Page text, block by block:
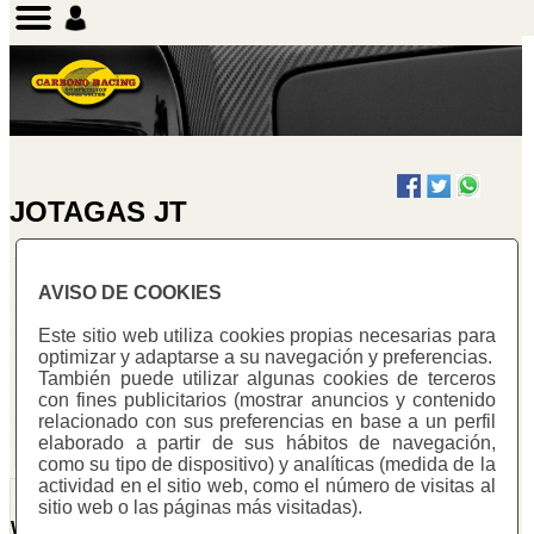
AVISO DE COOKIES
Este sitio web utiliza cookies propias necesarias para
optimizar y adaptarse a su navegación y preferencias.
También puede utilizar algunas cookies de terceros
con fines publicitarios (mostrar anuncios y contenido
relacionado con sus preferencias en base a un perfil
elaborado a partir de sus hábitos de navegación,
como su tipo de dispositivo) y analíticas (medida de la
actividad en el sitio web, como el número de visitas al
sitio web o las páginas más visitadas).
JOTAGAS JT
/homepages/0/d334671725/htdocs/web3/seccio.php on
line187
Protector horquilla
Warning